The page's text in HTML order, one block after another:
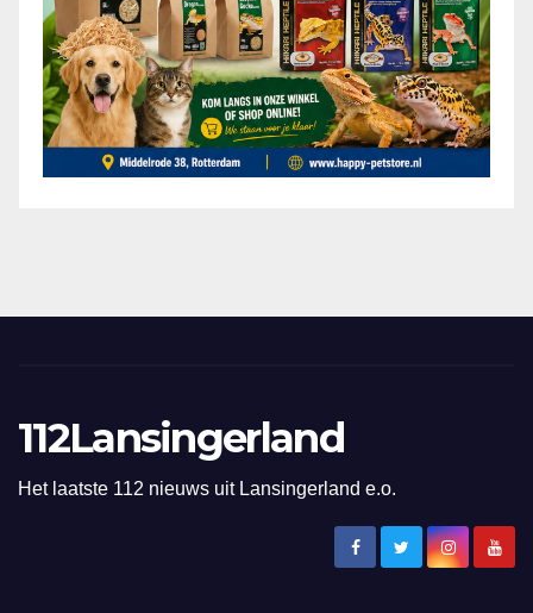
112Lansingerland
Het laatste 112 nieuws uit Lansingerland e.o.